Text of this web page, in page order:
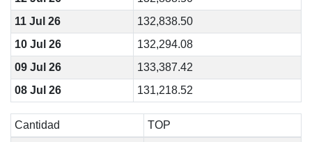
11 Jul 26
132,838.50
10 Jul 26
132,294.08
09 Jul 26
133,387.42
08 Jul 26
131,218.52
Cantidad
TOP